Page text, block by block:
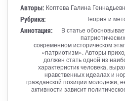
Авторы: Коптева Галина
Рубрика: Теория и
Аннотация:
В статье
современном историческом
«патриотизм». Авторы
должен стать одной из
характеристик человека,
нравственных идеалах и
гражданской позиции молодежи,
активности зависит